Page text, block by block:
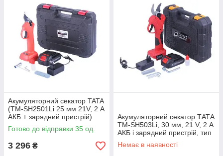
Акумуляторний секатор TATA
(TM-SH2501Li 25 мм 21V, 2 А
АКБ + зарядний пристрій)
Готово до відправки 35 од.
3 296 ₴
Акумуляторний секатор ТАТА
TM-SH503Li, 30 мм, 21 V, 2 А
АКБ і зарядний пристрій, тип
2
Немає в наявності